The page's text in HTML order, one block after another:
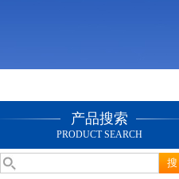
产品搜索
PRODUCT SEARCH